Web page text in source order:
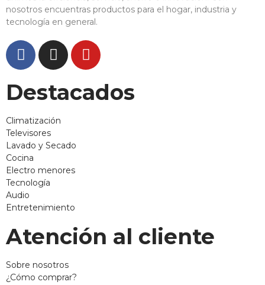
nosotros encuentras productos para el hogar, industria y
tecnología en general.
Destacados
Climatización
Televisores
Lavado y Secado
Cocina
Electro menores
Tecnología
Audio
Entretenimiento
Atención al cliente
Sobre nosotros
¿Cómo comprar?